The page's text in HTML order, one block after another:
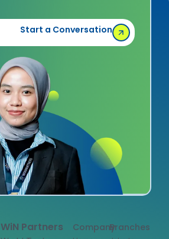
Start a Conversation
WiN Partners CompanyBranches